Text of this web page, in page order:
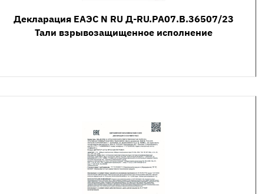
Декларация ЕАЭС N RU Д-RU.РА07.В.36507/23
Тали взрывозащищенное исполнение